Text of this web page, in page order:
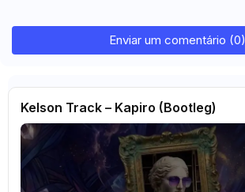
Enviar um comentário (0)
Kelson Track – Kapiro (Bootleg)